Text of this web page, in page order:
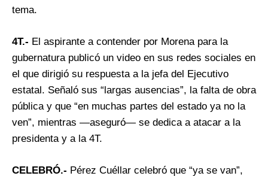
tema.
4T.- El aspirante a contender por Morena para la
gubernatura publicó un video en sus redes sociales en
el que dirigió su respuesta a la jefa del Ejecutivo
estatal. Señaló sus “largas ausencias”, la falta de obra
pública y que “en muchas partes del estado ya no la
ven”, mientras —aseguró— se dedica a atacar a la
presidenta y a la 4T.
CELEBRÓ.- Pérez Cuéllar celebró que “ya se van”,